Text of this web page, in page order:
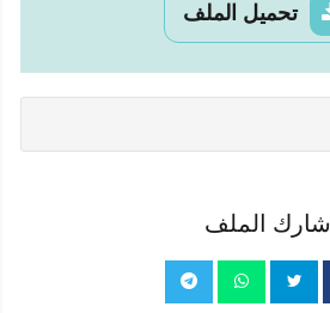
تحميل الملف
شارك الملف